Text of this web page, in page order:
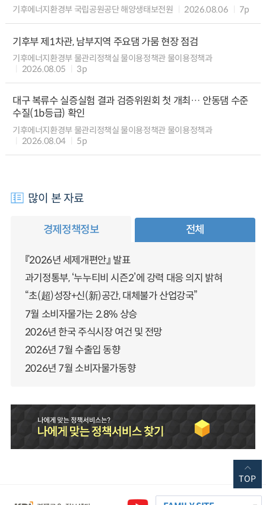
기후에너지환경부 국립공원공단 해양생태보전원 2026.08.06 7p
기후부 제1차관, 남부지역 주요댐 가뭄 현장 점검
기후에너지환경부 물관리정책실 물이용정책관 물이용정책과
2026.08.05
3p
대구 복류수 실증실험 결과 검증위원회 첫 개최… 안동댐 수준
수질(1b등급) 확인
기후에너지환경부 물관리정책실 물이용정책관 물이용정책과
2026.08.04
5p
많이 본 자료
경제정책정보 전체
『2026년 세제개편안』 발표
과기정통부, ‘누누티비 시즌2’에 강력 대응 의지 밝혀
“초(超)성장+신(新)공간, 대체불가 산업강국”
7월 소비자물가는 2.8% 상승
2026년 한국 주식시장 여건 및 전망
2026년 7월 수출입 동향
2026년 7월 소비자물가동향
TOP